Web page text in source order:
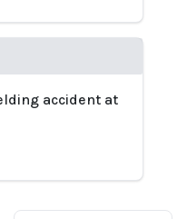
accident at